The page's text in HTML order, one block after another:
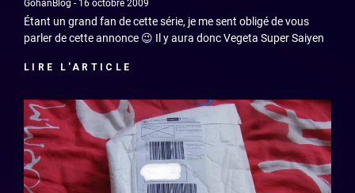
GohanBlog 16 octobre 2009
Étant un grand fan de cette série, je me sent obligé de vous
parler de cette annonce 😉 Il y aura donc Vegeta Super Saiyen
LIRE L'ARTICLE